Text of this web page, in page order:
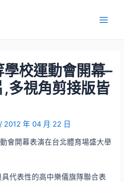
校運動會開幕–
,多視角剪接版皆
/ 2012 年 04 月 22 日
會開幕表演在台北體育場盛大舉
代表性的高中樂儀旗隊聯合表